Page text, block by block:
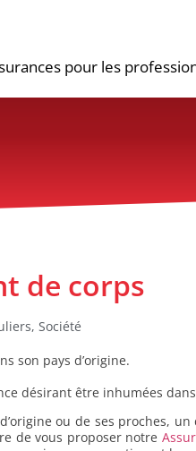
pour les
de corps
, Société
son pays d’origine.
désirant être inhumées
ou de ses proches,
de vous proposer notre